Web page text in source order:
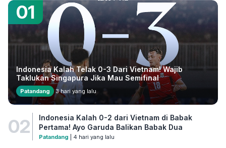
01
Indonesia Kalah Telak 0-3 Dari Vietnam! Wajib
Taklukan Singapura Jika Mau Semifinal
Patandang 3 hari yang lalu
02
Indonesia Kalah 0-2 dari Vietnam di Babak
Pertama! Ayo Garuda Balikan Babak Dua
Patandang | 4 hari yang lalu